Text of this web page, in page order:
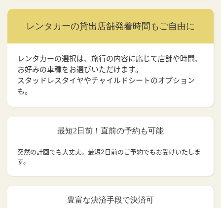
レンタカーの貸出店舗発着時間もご自由に
レンタカーの選択は、旅行の内容に応じて店舗や時間、
お好みの車種をお選びいただけます。
スタッドレスタイヤやチャイルドシートのオプション
も。
最短2日前！直前の予約も可能
突然の計画でも大丈夫。 最短2日前のご予約でもお受けいたしま
す。
豊富な決済手段で決済可